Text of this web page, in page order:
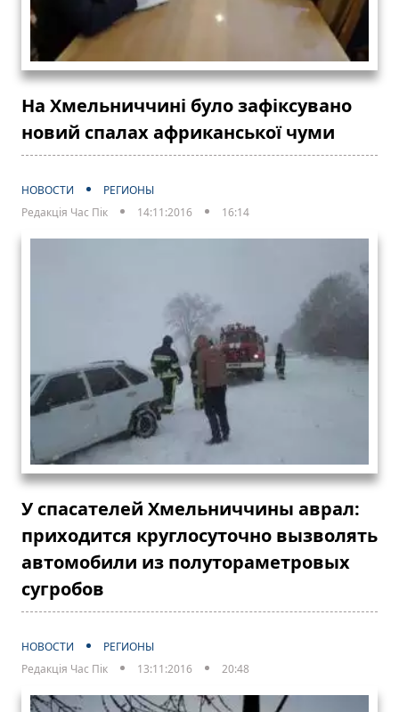
На Хмельниччині було зафіксувано
новий спалах африканської чуми
НОВОСТИ
РЕГИОНЫ
Редакція Час Пік
14:11:2016 16:14
У спасателей Хмельниччины аврал:
приходится круглосуточно вызволять
автомобили из полутораметровых
сугробов
НОВОСТИ
РЕГИОНЫ
Редакція Час Пік
13:11:2016 20:48